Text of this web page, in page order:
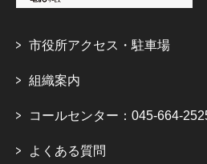
市役所アクセス・駐車場
組織案内
コールセンター：045-664-
よくある質問